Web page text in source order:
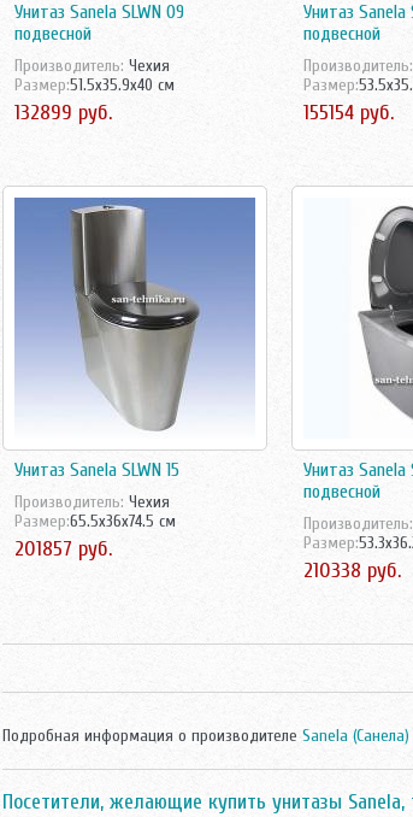
Унитаз Sanela SLWN 09
подвесной
Производитель: Чехия
Размер:51.5x35.9x40 см
132899 руб.
Унитаз Sanela
подвесной
Производитель:
Размер:
155154 руб.
Унитаз Sanela SLWN 15
Производитель: Чехия
Размер:65.5x36x74.5 см
201857 руб.
Унитаз Sanela
подвесной
Производитель:
Размер:
210338 руб.
Подробная информация о производителе Sanela (Санела)
Посетители, желающие купить унитазы